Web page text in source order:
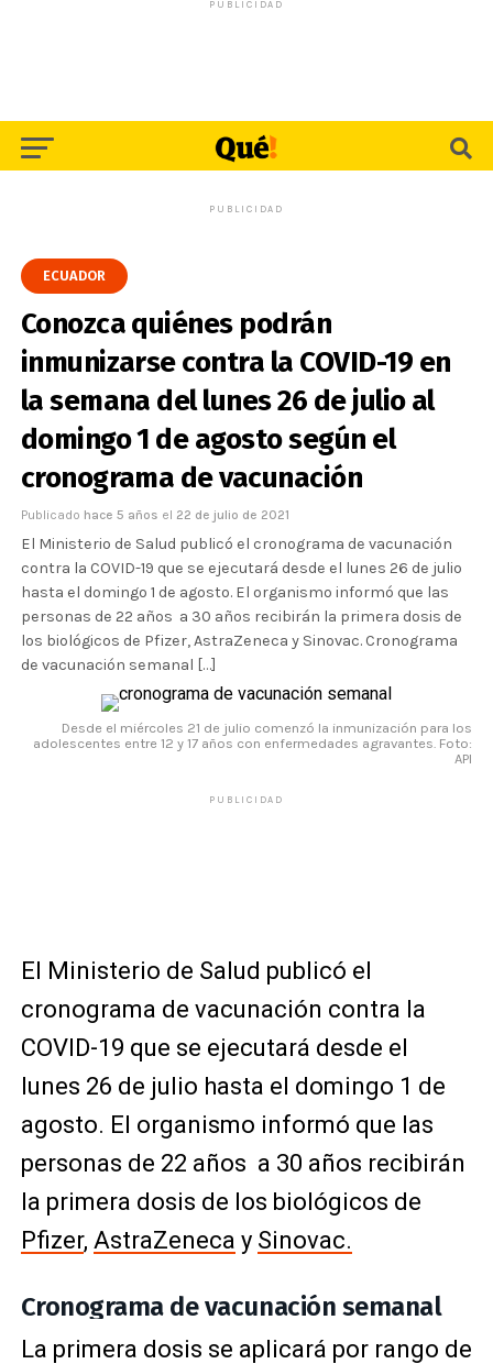
PUBLICIDAD
PUBLICIDAD
ECUADOR
Conozca quiénes podrán
inmunizarse contra la COVID-19 en
la semana del lunes 26 de julio al
domingo 1 de agosto según el
cronograma de vacunación
Publicado hace 5 años el 22 de julio de 2021
El Ministerio de Salud publicó el cronograma de vacunación
contra la COVID-19 que se ejecutará desde el lunes 26 de julio
hasta el domingo 1 de agosto. El organismo informó que las
personas de 22 años a 30 años recibirán la primera dosis de
los biológicos de Pfizer, AstraZeneca y Sinovac. Cronograma
de vacunación semanal […]
Desde el miércoles 21 de julio comenzó la inmunización para los
adolescentes entre 12 y 17 años con enfermedades agravantes. Foto:
API
PUBLICIDAD
El Ministerio de Salud publicó el
cronograma de vacunación contra la
COVID-19 que se ejecutará desde el
lunes 26 de julio hasta el domingo 1 de
agosto. El organismo informó que las
personas de 22 años a 30 años recibirán
la primera dosis de los biológicos de
Pfizer, AstraZeneca y Sinovac.
Cronograma de vacunación semanal
La primera dosis se aplicará por rango de